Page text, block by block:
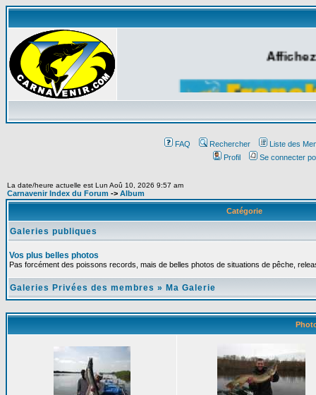
FAQ Rechercher
Liste des
Profil
Se connecter
La date/heure actuelle est Lun Aoû 10, 2026 9:57 am
Carnavenir Index du Forum -> Album
Catégorie
Galeries publiques
Vos plus belles photos
Pas forcément des poissons records, mais de belles photos de situations de pêche,
Galeries Privées des membres » Ma Galerie